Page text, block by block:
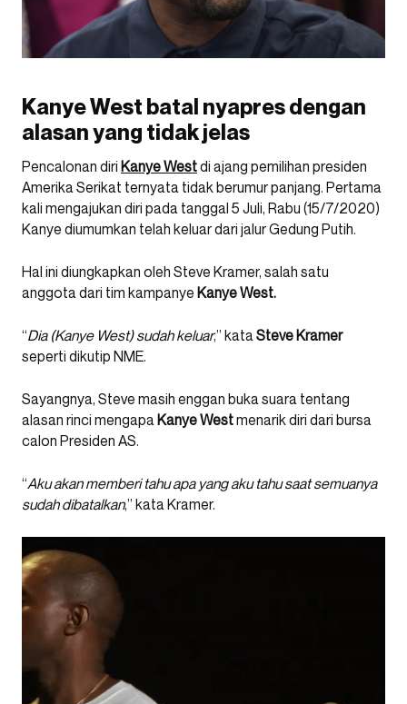
Kanye West batal nyapres dengan
alasan yang tidak jelas
Pencalonan diri Kanye Westdi ajang pemilihan presiden
Amerika Serikat ternyata tidak berumur panjang. Pertama
kali mengajukan diri pada tanggal 5 Juli, Rabu (15/7/2020)
Kanye diumumkan telah keluar dari jalur Gedung Putih.
Hal ini diungkapkan oleh Steve Kramer, salah satu
anggota dari tim kampanye Kanye West.
“Dia (Kanye West) sudah keluar,” kata Steve Kramer
seperti dikutip NME.
Sayangnya, Steve masih enggan buka suara tentang
alasan rinci mengapa KanyeWestmenarik diri dari bursa
calon Presiden AS.
“Aku akan memberi tahu apa yang aku tahu saat semuanya
sudah dibatalkan,” kata Kramer.